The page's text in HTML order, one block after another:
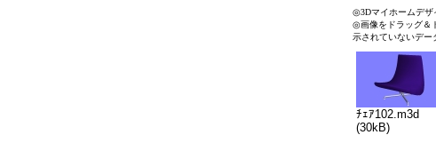
◎3Dマイホームデザ
◎画像をドラッグ＆
示されていないデー
ﾁｪｱ102.m3d
(30kB)